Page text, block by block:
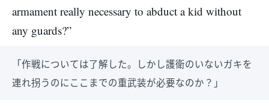
armament really necessary to abduct a kid without
any guards?”
「作戦については了解した。しかし護衛のいないガキを
連れ拐うのにここまでの重武装が必要なのか？」